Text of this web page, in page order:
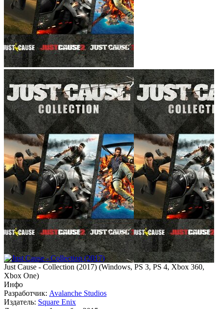
Just Cause - Collection (2017) (Windows, PS 3, PS 4, Xbox 360,
Xbox One)
Инфо
Разработчик: Avalanche Studios
Издатель: Square Enix